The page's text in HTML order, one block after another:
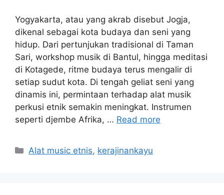
Yogyakarta, atau yang akrab disebut Jogja,
dikenal sebagai kota budaya dan seni yang
hidup. Dari pertunjukan tradisional di Taman
Sari, workshop musik di Bantul, hingga meditasi
di Kotagede, ritme budaya terus mengalir di
setiap sudut kota. Di tengah geliat seni yang
dinamis ini, permintaan terhadap alat musik
perkusi etnik semakin meningkat. Instrumen
seperti djembe Afrika, … Read more
Categories
Alat music etnis, kerajinankayu